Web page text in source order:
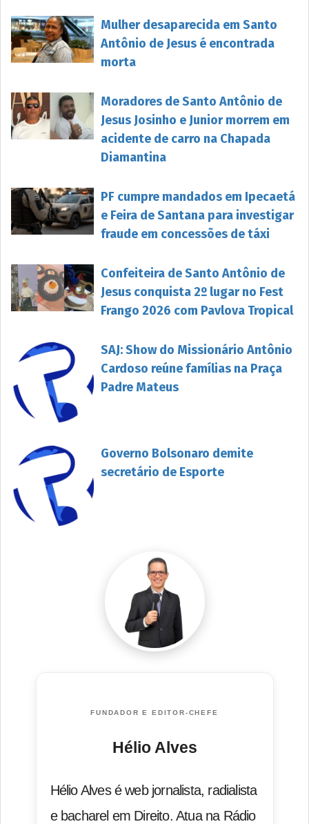
Mulher desaparecida em Santo
Antônio de Jesus é encontrada
morta
Moradores de Santo Antônio de
Jesus Josinho e Junior morrem em
acidente de carro na Chapada
Diamantina
PF cumpre mandados em Ipecaetá
e Feira de Santana para investigar
fraude em concessões de táxi
Confeiteira de Santo Antônio de
Jesus conquista 2º lugar no Fest
Frango 2026 com Pavlova Tropical
SAJ: Show do Missionário Antônio
Cardoso reúne famílias na Praça
Padre Mateus
Governo Bolsonaro demite
secretário de Esporte
FUNDADOR E EDITOR-CHEFE
Hélio Alves
Hélio Alves é web jornalista, radialista
e bacharel em Direito. Atua na Rádio